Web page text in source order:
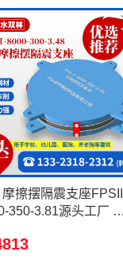
摩擦摆隔震支座
350-3.81源头工厂
源头工厂 摩擦摆